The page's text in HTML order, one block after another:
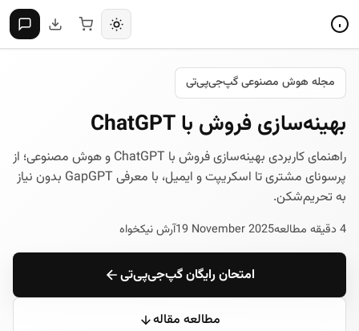
مجله هوش مصنوعی گپ‌جی‌پی‌تی
بهینه‌سازی فروش با ChatGPT
راهنمای کاربردی بهینه‌سازی فروش با ChatGPT و هوش مصنوعی؛ از
پرسونای مشتری تا اسکریپت و ایمیل، با معرفی GapGPT بدون نیاز
به تحریم‌شکن.
4 دقیقه مطالعه 19 November 2025آرش نیکخواه
امتحان رایگان گپ‌جی‌پی‌تی
مطالعه مقاله